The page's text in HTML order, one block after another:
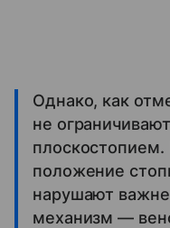
Однако, как
не
плоскостопием.
положение
нарушают
механизм —